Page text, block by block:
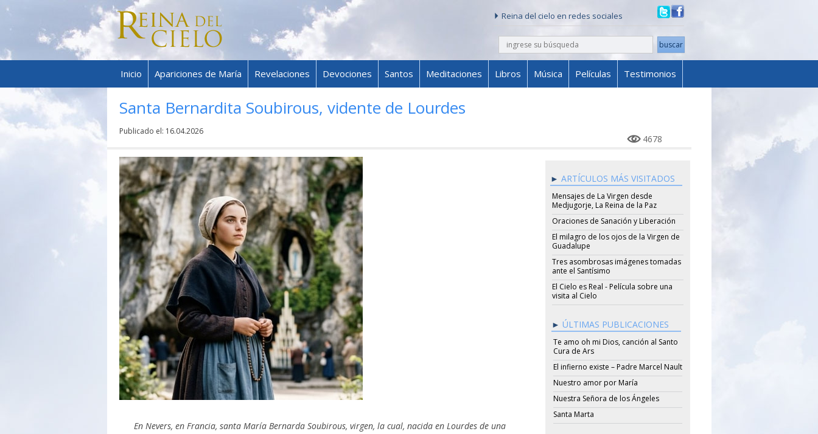
Reina del cielo en redes sociales
buscar
Skip to content
Inicio Apariciones de María Revelaciones Devociones Santos Meditaciones Libros Música Películas Testimonios
Santa Bernardita Soubirous, vidente de Lourdes
Publicado el: 16.04.2026
4678
En Nevers, en Francia, santa María Bernarda Soubirous, virgen, la cual, nacida en Lourdes de una
ARTÍCULOS MÁS VISITADOS
Mensajes de La Virgen desde
Medjugorje, La Reina de la Paz
Oraciones de Sanación y Liberación
El milagro de los ojos de la Virgen de
Guadalupe
Tres asombrosas imágenes tomadas
ante el Santísimo
El Cielo es Real - Película sobre una
visita al Cielo
ÚLTIMAS PUBLICACIONES
Te amo oh mi Dios, canción al Santo
Cura de Ars
El infierno existe – Padre Marcel Nault
Nuestro amor por María
Nuestra Señora de los Ángeles
Santa Marta